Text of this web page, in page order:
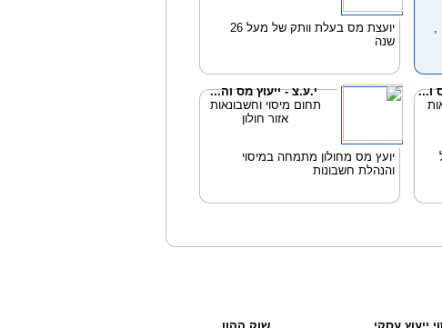
,
יועצת מס בעלת וותק של מעל 26
שנה
ו...
י.ע.צ - ייעוץ מס וה...
תחום מיסוי וחשבונאות
אזור חולון
יועץ מס מחולון מתמחה במיסוי
והנהלת חשבונות